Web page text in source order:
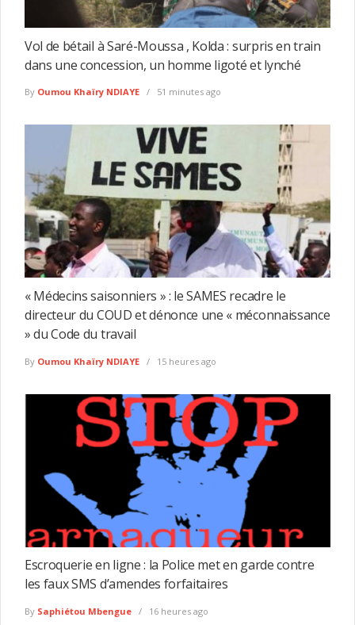
Vol de bétail à Saré-Moussa , Kolda : surpris en train
dans une concession, un homme ligoté et lynché
By Oumou Khaïry NDIAYE 51 minutes ago
« Médecins saisonniers » : le SAMES recadre le
directeur du COUD et dénonce une « méconnaissance
» du Code du travail
By Oumou Khaïry NDIAYE 15 heures ago
Escroquerie en ligne : la Police met en garde contre
les faux SMS d’amendes forfaitaires
By Saphiétou Mbengue 16 heures ago